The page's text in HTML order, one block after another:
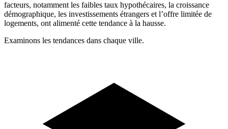
facteurs, notamment les faibles taux hypothécaires, la croissance
démographique, les investissements étrangers et l’offre limitée de
logements, ont alimenté cette tendance à la hausse.
Examinons les tendances dans chaque ville.